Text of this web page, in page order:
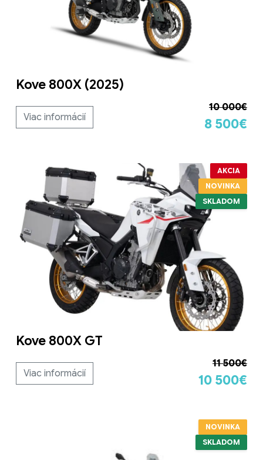
Kove 800X (2025)
Viac informácií
10 000€
8 500€
AKCIA
NOVINKA
SKLADOM
Kove 800X GT
Viac informácií
11 500€
10 500€
NOVINKA
SKLADOM